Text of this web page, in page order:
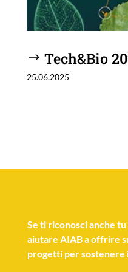
Tech&Bio
25.06.2025
Se ti riconosci anche tu
aiutare AIAB a offrire
progetti per sostenere